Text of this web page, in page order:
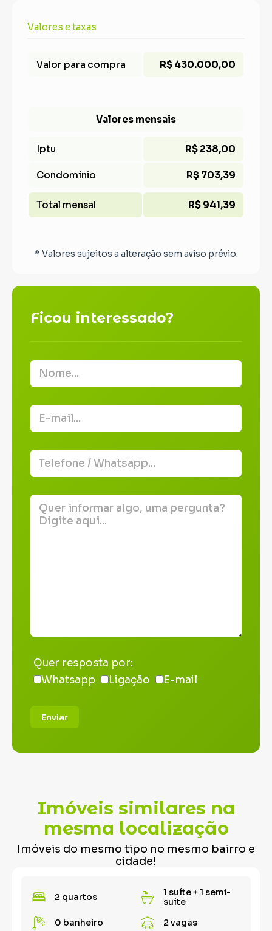
Valores e taxas
Valor para compra R$ 430.000,00
Valores mensais
Iptu R$ 238,00
Condomínio R$ 703,39
Total mensal R$ 941,39
* Valores sujeitos a alteração sem aviso prévio.
Ficou interessado?
Quer resposta por:
Whatsapp
Ligação E-mail
Enviar
Imóveis similares na
mesma localização
Imóveis do mesmo tipo no mesmo bairro e
cidade!
2 quartos
1 suíte + 1 semi-
suíte
0 banheiro
2 vagas